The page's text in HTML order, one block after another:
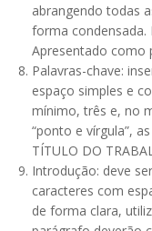
abrangendo todas
forma condensada.
Apresentado como
Palavras-chave:
espaço simples e
mínimo, três e, no
“ponto e vírgula”,
TÍTULO DO
Introdução: deve
caracteres com
de forma clara,